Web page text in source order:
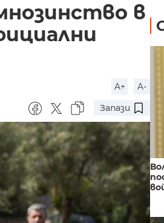
в
A+
A-
Запази